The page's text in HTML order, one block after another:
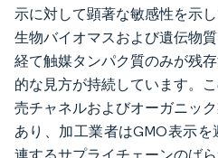
示に対して顕著な敏感性を示
生物バイオマスおよび遺伝物
経て触媒タンパク質のみが残
的な見方が持続しています。
売チャネルおよびオーガニッ
あり、加工業者はGMO表示